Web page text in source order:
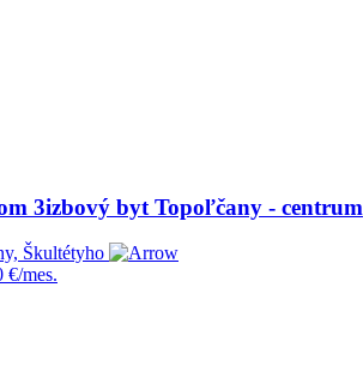
3izbový byt Topoľčany - centrum
Škultétyho
€/mes.